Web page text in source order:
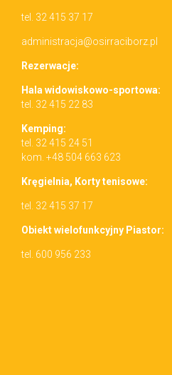
tel. 32 415 37 17
administracja@osirraciborz.pl
Rez­erwac­je:
Hala wid­owiskowo-sportowa:
tel. 32 415 22 83
Kemp­ing:
tel. 32 415 24 51
kom. +48 504 663 623
Kręgiel­nia, Korty tenisowe:
tel. 32 415 37 17
Obiekt wielo­funkcyjny Piastor:
tel. 600 956 233